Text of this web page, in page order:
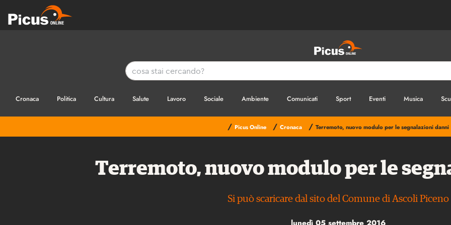
Cronaca Politica Cultura Salute Lavoro Sociale Ambiente Comunicati Sport Eventi Musica
/ Picus Online / Cronaca / Terremoto, nuovo modulo per le segnalazioni danni
Terremoto, nuovo modulo per le
Si può scaricare dal sito del Comune di Ascoli Piceno